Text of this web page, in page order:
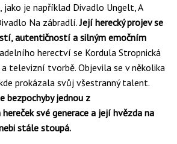
jako je například Divadlo Ungelt, A
Na zábradlí.Její herecký projev se
autentičností a silným emočním
herectví se Kordula Stropnická
televizní tvorbě. Objevila se v několika
prokázala svůj všestranný talent.
bezpochyby jednou z
své generace a její hvězda na
stále stoupá.